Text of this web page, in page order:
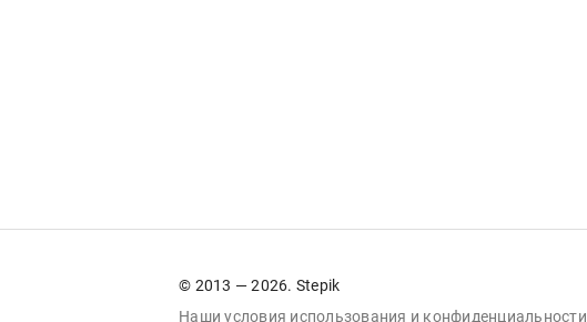
© 2013 — 2026. Stepik
Наши условия использования и конфиденциальности